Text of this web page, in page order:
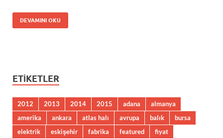
DEVAMINI OKU
ETIKETLER
2012 2013 2014 2015 adana
almanya
amerika
ankara atlas halı avrupa balık
bursa
elektrik
eskişehir fabrika featured
fiyat